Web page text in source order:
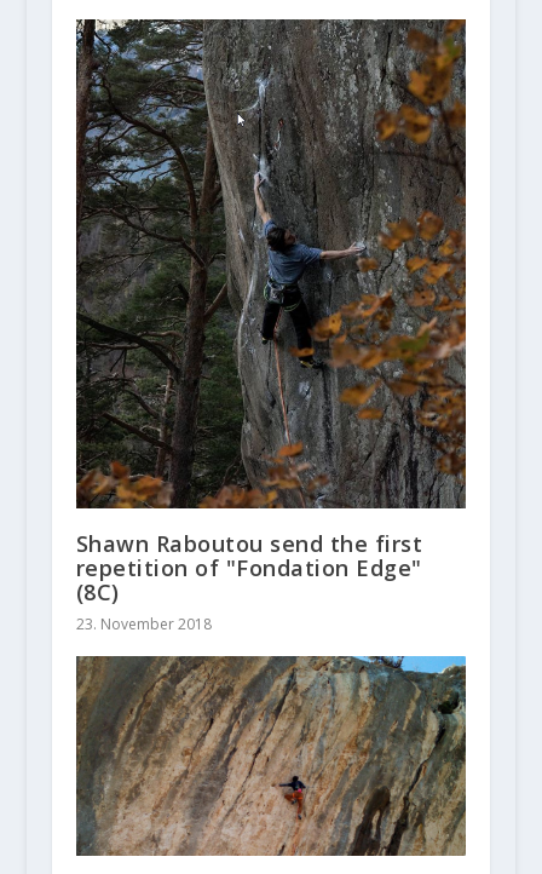
Shawn Raboutou send the first
repetition of "Fondation Edge"
(8C)
23. November 2018